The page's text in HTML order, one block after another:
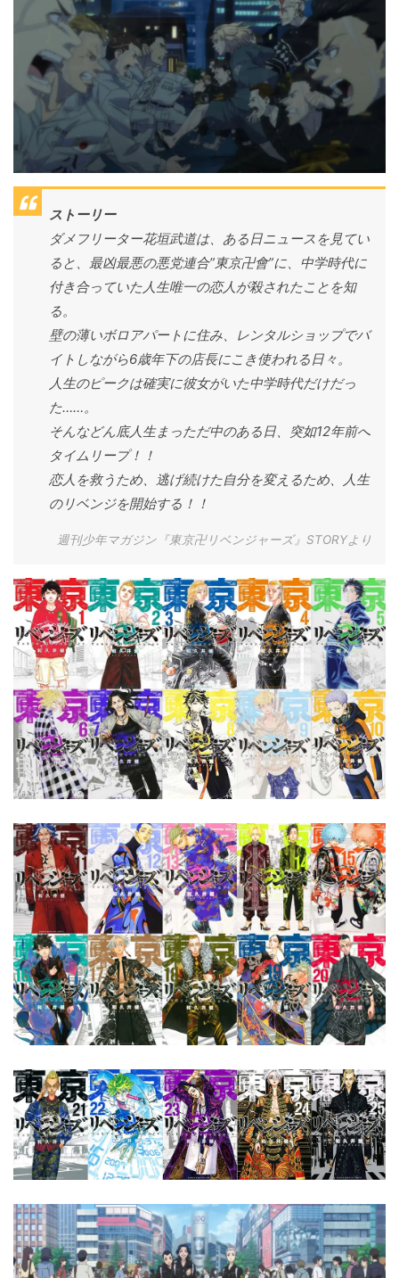
ストーリー
ダメフリーター花垣武道は、ある日ニュースを見てい
ると、最凶最悪の悪党連合”東京卍會”に、中学時代に
付き合っていた人生唯一の恋人が殺されたことを知
る。
壁の薄いボロアパートに住み、レンタルショップでバ
イトしながら6歳年下の店長にこき使われる日々。
人生のピークは確実に彼女がいた中学時代だけだっ
た……。
そんなどん底人生まっただ中のある日、突如12年前へ
タイムリープ！！
恋人を救うため、逃げ続けた自分を変えるため、人生
のリベンジを開始する！！
週刊少年マガジン『東京卍リベンジャーズ』STORYより